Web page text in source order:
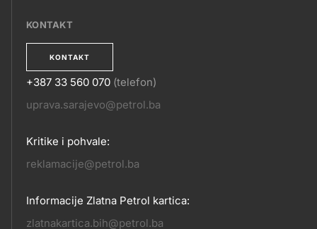
KONTAKT
KONTAKT
KONTAKT
+387 33 560 070 (telefon)
uprava.sarajevo@petrol.ba
Kritike i pohvale:
reklamacije@petrol.ba
Informacije Zlatna Petrol kartica:
zlatnakartica.bih@petrol.ba